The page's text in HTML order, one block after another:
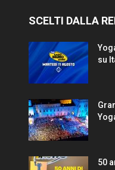
SCELTI DALLA
su
50